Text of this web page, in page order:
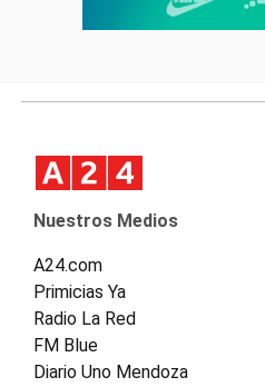
Nuestros Medios
A24.com
Primicias Ya
Radio La Red
FM Blue
Diario Uno Mendoza